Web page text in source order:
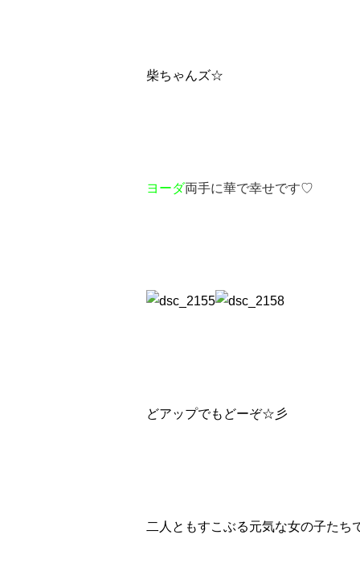
柴ちゃんズ☆
ヨーダ両手に華で幸せです♡
どアップでもどーぞ☆彡
二人ともすこぶる元気な女の子たち